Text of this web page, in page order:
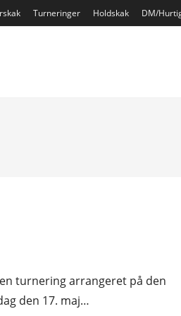
Turneringer Holdskak DM/
turnering arrangeret på den
den 17. maj…